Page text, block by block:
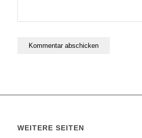
WEITERE SEITEN